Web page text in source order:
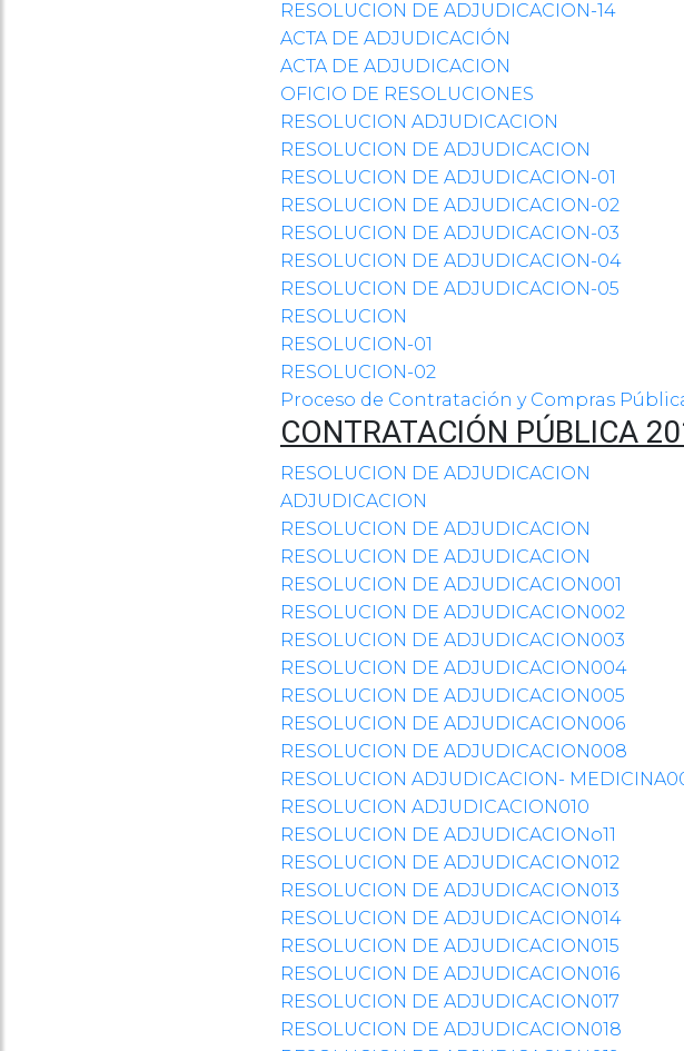
RESOLUCION DE ADJUDICACION-14
ACTA DE ADJUDICACIÓN
ACTA DE ADJUDICACION
OFICIO DE RESOLUCIONES
RESOLUCION ADJUDICACION
RESOLUCION DE ADJUDICACION
RESOLUCION DE ADJUDICACION-01
RESOLUCION DE ADJUDICACION-02
RESOLUCION DE ADJUDICACION-03
RESOLUCION DE ADJUDICACION-04
RESOLUCION DE ADJUDICACION-05
RESOLUCION
RESOLUCION-01
RESOLUCION-02
Proceso de Contratación y Compras
CONTRATACIÓN PÚBLICA
RESOLUCION DE ADJUDICACION
ADJUDICACION
RESOLUCION DE ADJUDICACION
RESOLUCION DE ADJUDICACION
RESOLUCION DE ADJUDICACION001
RESOLUCION DE ADJUDICACION002
RESOLUCION DE ADJUDICACION003
RESOLUCION DE ADJUDICACION004
RESOLUCION DE ADJUDICACION005
RESOLUCION DE ADJUDICACION006
RESOLUCION DE ADJUDICACION008
RESOLUCION ADJUDICACION-
RESOLUCION ADJUDICACION010
RESOLUCION DE ADJUDICACIONo11
RESOLUCION DE ADJUDICACION012
RESOLUCION DE ADJUDICACION013
RESOLUCION DE ADJUDICACION014
RESOLUCION DE ADJUDICACION015
RESOLUCION DE ADJUDICACION016
RESOLUCION DE ADJUDICACION017
RESOLUCION DE ADJUDICACION018